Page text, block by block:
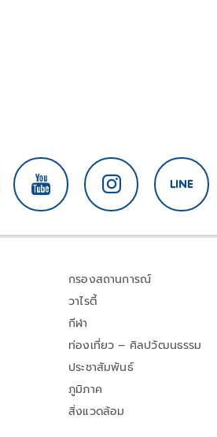
กรองสถานการณ์
วาไรตี้
กีฬา
ท่องเที่ยว – ศิลปวัฒนธรรม
ประชาสัมพันธ์
ภูมิภาค
สิ่งแวดล้อม